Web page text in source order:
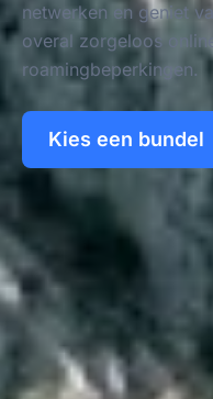
netwerken en geniet
overal zorgeloos
roamingbeperkingen.
Kies een bundel